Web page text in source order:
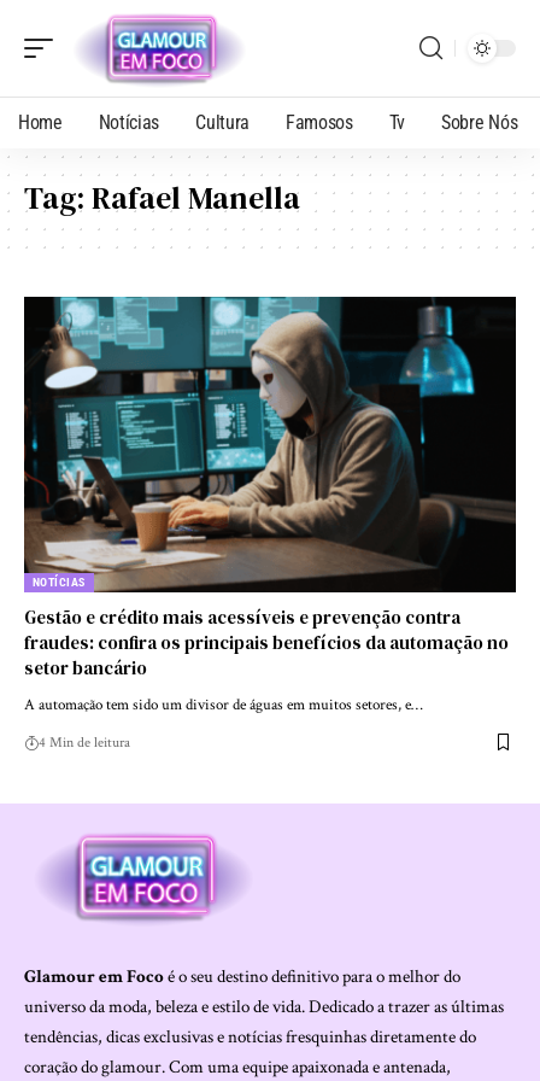
Home Notícias Cultura Famosos Tv Sobre Nós
Tag:Rafael Manella
NOTÍCIAS
Gestão e crédito mais acessíveis e prevenção contra
fraudes: confira os principais benefícios da automação no
setor bancário
A automação tem sido um divisor de águas em muitos setores, e…
4 Min de leitura
Glamour em Focoé o seu destino definitivo para o melhor do
universo da moda, beleza e estilo de vida. Dedicado a trazer as últimas
tendências, dicas exclusivas e notícias fresquinhas diretamente do
coração do glamour. Com uma equipe apaixonada e antenada,